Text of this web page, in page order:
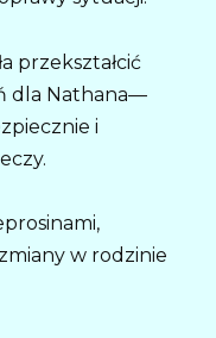
przekształcić
dla Nathana—
i
w rodzinie